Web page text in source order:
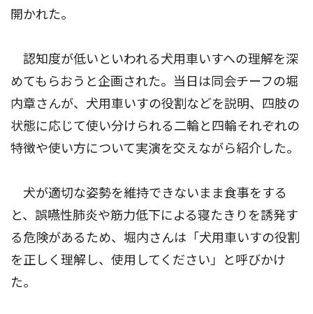
開かれた。
認知度が低いといわれる犬用車いすへの理解を深
めてもらおうと企画された。当日は同会チーフの堀
内章さんが、犬用車いすの役割などを説明、四肢の
状態に応じて使い分けられる二輪と四輪それぞれの
特徴や使い方について実演を交えながら紹介した。
犬が適切な姿勢を維持できないまま食事をする
と、誤嚥性肺炎や筋力低下による寝たきりを誘発す
る危険があるため、堀内さんは「犬用車いすの役割
を正しく理解し、使用してください」と呼びかけ
た。